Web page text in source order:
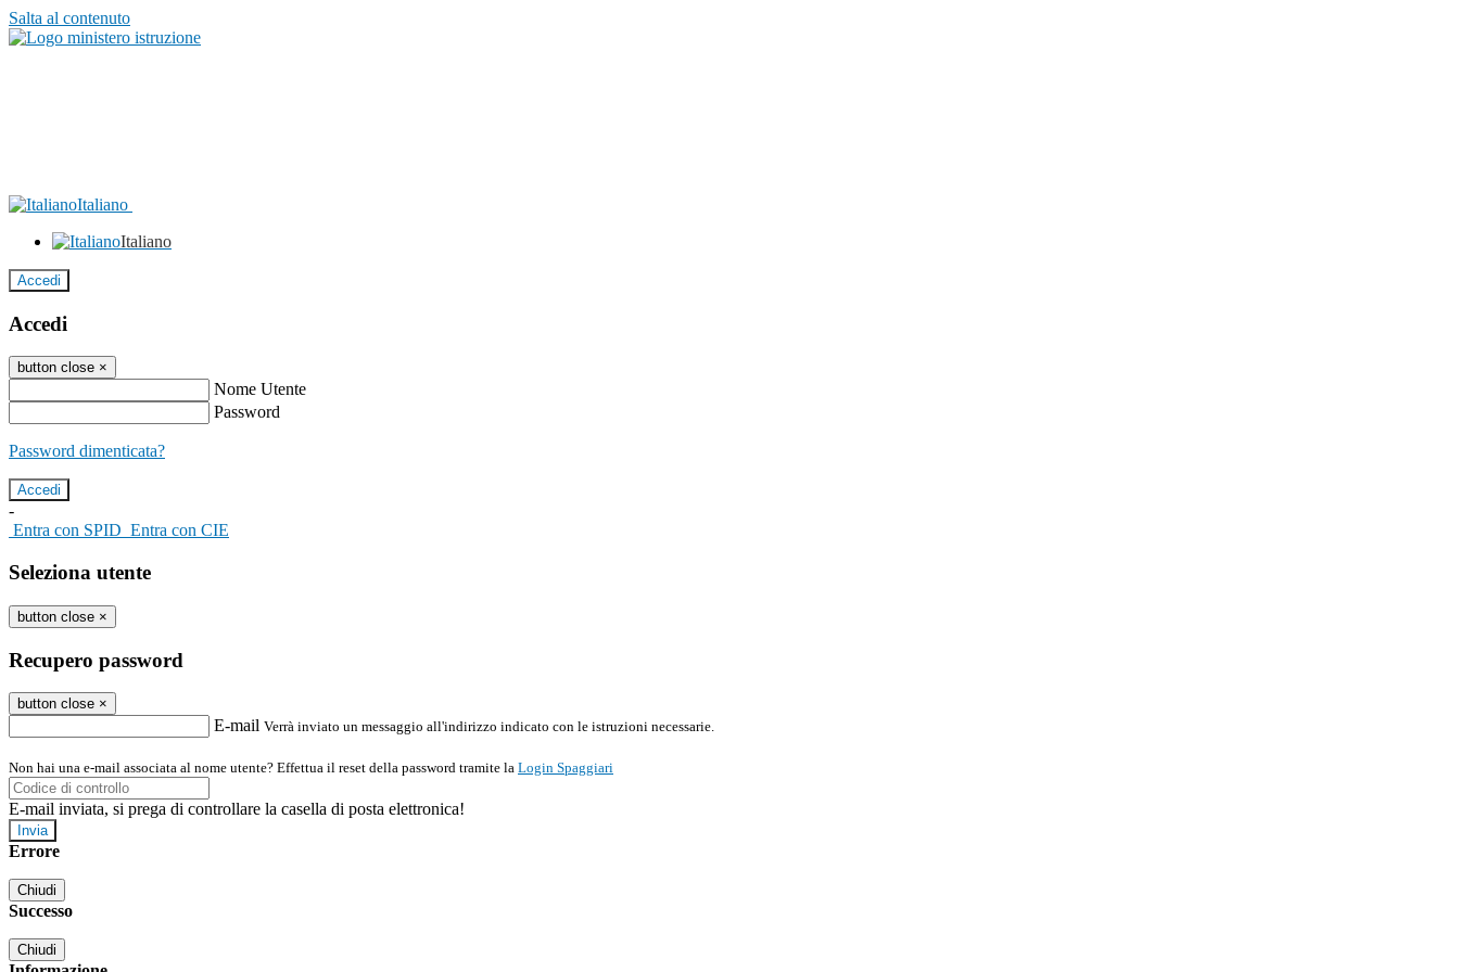
Salta al contenuto
Italiano
Italiano
Accedi
Accedi
button close ×
Nome Utente
Password
Password dimenticata?
-
Entra con SPID Entra con CIE
Seleziona utente
button close ×
Recupero password
button close ×
E-mail Verrà inviato un messaggio all'indirizzo indicato con le istruzioni necessarie.
Non hai una e-mail associata al nome utente? Effettua il reset della password tramite la Login Spaggiari
E-mail inviata, si prega di controllare la casella di posta elettronica!
Errore
Chiudi
Successo
Chiudi